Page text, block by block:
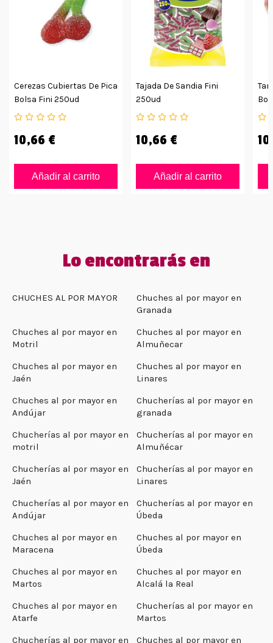
Cerezas Cubiertas De Pica
Bolsa Fini 250ud
10,66 €
Añadir al carrito
Tajada De Sandia Fini
250ud
10,66 €
Añadir al carrito
Lo encontrarás en
CHUCHES AL POR MAYOR
Chuches al por mayor en
Granada
Chuches al por mayor en
Motril
Chuches al por mayor en
Almuñecar
Chuches al por mayor en
Jaén
Chuches al por mayor en
Linares
Chuches al por mayor en
Andújar
Chucherías al por mayor en
granada
Chucherías al por mayor en
motril
Chucherías al por mayor en
Almuñécar
Chucherías al por mayor en
Jaén
Chucherías al por mayor en
Linares
Chucherías al por mayor en
Andújar
Chucherías al por mayor en
Úbeda
Chuches al por mayor en
Maracena
Chuches al por mayor en
Úbeda
Chuches al por mayor en
Martos
Chuches al por mayor en
Alcalá la Real
Chuches al por mayor en
Atarfe
Chucherías al por mayor en
Martos
Chucherías al por mayor en
Chuches al por mayor en